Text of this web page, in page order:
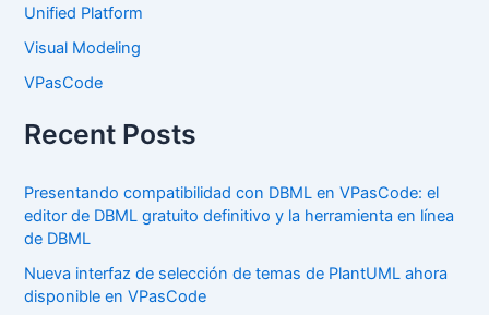
Unified Platform
Visual Modeling
VPasCode
Recent Posts
Presentando compatibilidad con DBML en VPasCode: el
editor de DBML gratuito definitivo y la herramienta en línea
de DBML
Nueva interfaz de selección de temas de PlantUML ahora
disponible en VPasCode